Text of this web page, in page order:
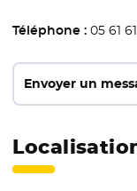
Téléphone : 05 61
Envoyer un